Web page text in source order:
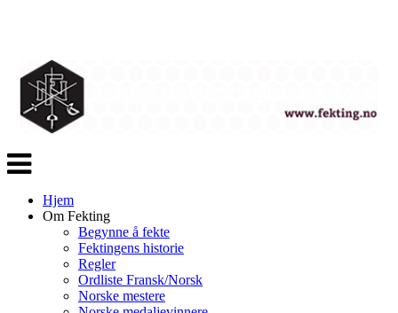
Veksle
navigasjon
Hjem
Om Fekting
Begynne å fekte
Fektingens historie
Regler
Ordliste Fransk/Norsk
Norske mestere